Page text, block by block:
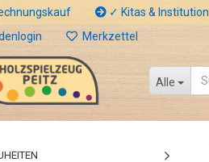
✓ Kitas & Institution
Merkzettel
Alle